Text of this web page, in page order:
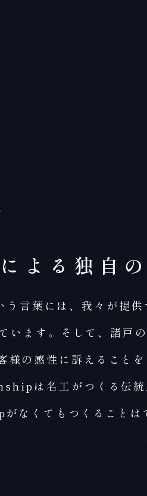
る独自の
葉には、我々が提供
います。そして、諸戸
の感性に訴えること
は名工がつくる伝統
くてもつくることは